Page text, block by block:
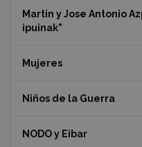
Martin y Jose Antonio
ipuinak"
Mujeres
Niños de la Guerra
NODO y Eibar